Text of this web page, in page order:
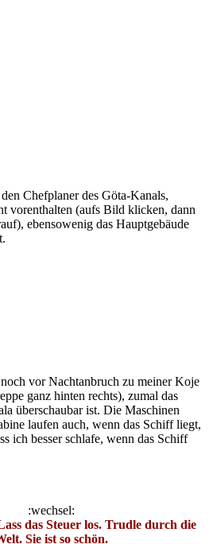
den Chefplaner des Göta-Kanals,
vorenthalten (aufs Bild klicken, dann
ebensowenig das Hauptgebäude
vor Nachtanbruch zu meiner Koje
ganz hinten rechts), zumal das
überschaubar ist. Die Maschinen
laufen auch, wenn das Schiff liegt,
ich besser schlafe, wenn das Schiff
:wechsel:
das Steuer los. Trudle durch die
Sie ist so schön.